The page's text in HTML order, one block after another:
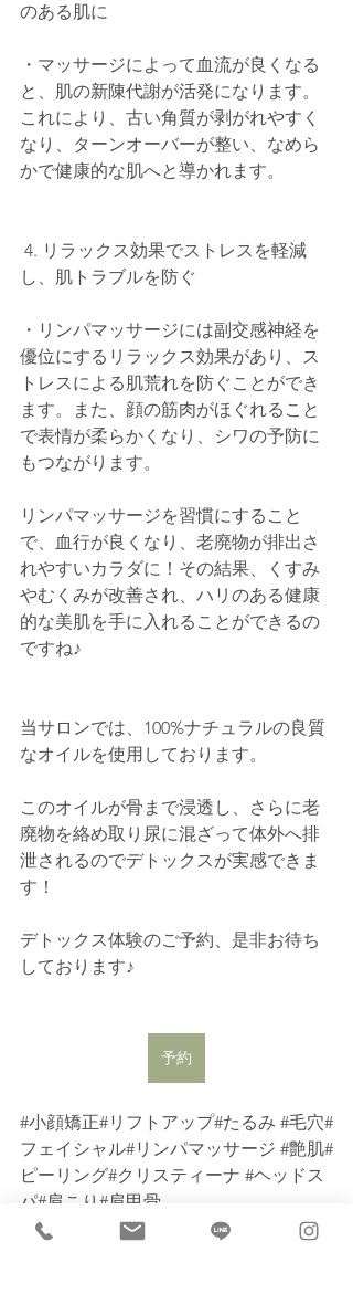
のある肌に
・マッサージによって血流が良くなる
と、肌の新陳代謝が活発になります。
これにより、古い角質が剥がれやすく
なり、ターンオーバーが整い、なめら
かで健康的な肌へと導かれます。
4. リラックス効果でストレスを軽減
し、肌トラブルを防ぐ
・リンパマッサージには副交感神経を
優位にするリラックス効果があり、ス
トレスによる肌荒れを防ぐことができ
ます。また、顔の筋肉がほぐれること
で表情が柔らかくなり、シワの予防に
もつながります。
リンパマッサージを習慣にすること
で、血行が良くなり、老廃物が排出さ
れやすいカラダに！その結果、くすみ
やむくみが改善され、ハリのある健康
的な美肌を手に入れることができるの
ですね♪
当サロンでは、100%ナチュラルの良質
なオイルを使用しております。
このオイルが骨まで浸透し、さらに老
廃物を絡め取り尿に混ざって体外へ排
泄されるのでデトックスが実感できま
す！
デトックス体験のご予約、是非お待ち
しております♪
予約
#小顔矯正#リフトアップ#たるみ #毛穴#
フェイシャル#リンパマッサージ #艶肌#
ピーリング#クリスティーナ #ヘッドス
パ#肩こり#肩甲骨